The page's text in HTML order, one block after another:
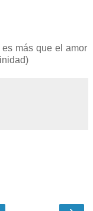
más que el amor